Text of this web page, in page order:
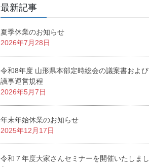
最新記事
夏季休業のお知らせ
2026年7月28日
令和8年度 山形県本部定時総会の議案書および
議事運営規程
2026年5月7日
年末年始休業のお知らせ
2025年12月17日
令和７年度大家さんセミナーを開催いたしまし